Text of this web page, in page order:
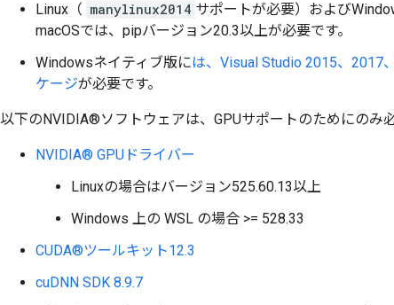
Linux（ manylinux2014 サポートが必要）および
macOSでは、pipバージョン20.3以上が必要です。
Windowsネイティブ版には、Visual Studio 2015、2017
ケージが必要です。
以下のNVIDIA®ソフトウェアは、GPUサポートのためにのみ必
NVIDIA® GPUドライバー
Linuxの場合はバージョン525.60.13以上
Windows 上の WSL の場合 >= 528.33
CUDA®ツールキット12.3
cuDNN SDK 8.9.7